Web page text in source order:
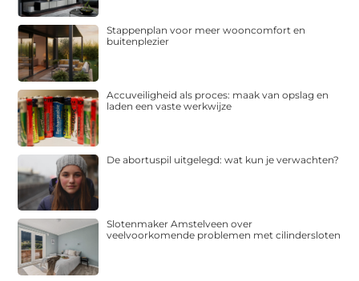
Stappenplan voor meer wooncomfort en
buitenplezier
Accuveiligheid als proces: maak van opslag en
laden een vaste werkwijze
De abortuspil uitgelegd: wat kun je verwachten?
Slotenmaker Amstelveen over
veelvoorkomende problemen met cilindersloten